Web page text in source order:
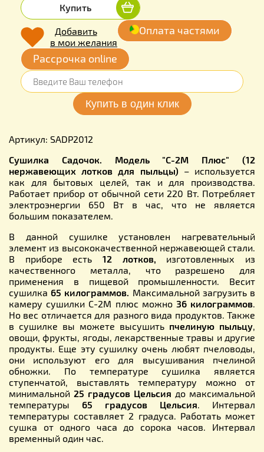
Купить
Добавить
в мои желания
Оплата частями
Рассрочка online
Артикул: SADP2012
Сушилка Садочок. Модель "C-2М Плюс" (12
нержавеющих лотков для пыльцы) – используется
как для бытовых целей, так и для производства.
Работает прибор от обычной сети 220 Вт. Потребляет
электроэнергии 650 Вт в час, что не является
большим показателем.
В данной сушилке установлен нагревательный
элемент из высококачественной нержавеющей стали.
В приборе есть 12 лотков, изготовленных из
качественного металла, что разрешено для
применения в пищевой промышленности. Весит
сушилка 65 килограммов. Максимальной загрузить в
камеру сушилки С-2М плюс можно 36 килограммов.
Но вес отличается для разного вида продуктов. Также
в сушилке вы можете высушить пчелиную пыльцу,
овощи, фрукты, ягоды, лекарственные травы и другие
продукты. Еще эту сушилку очень любят пчеловоды,
они используют его для высушивания пчелиной
обножки. По температуре сушилка является
ступенчатой, выставлять температуру можно от
минимальной 25 градусов Цельсия до максимальной
температуры 65 градусов Цельсия. Интервал
температуры составляет 2 градуса. Работать может
сушка от одного часа до сорока часов. Интервал
временный один час.